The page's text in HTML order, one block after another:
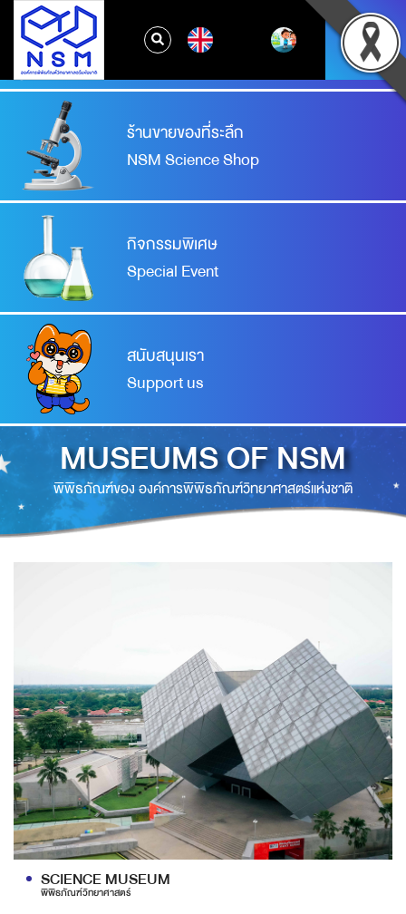
จองเข้าชมพิพิธภัณฑ์
Booking your visit
ร้านขายของที่ระลึก
NSM Science Shop
กิจกรรมพิเศษ
Special Event
สนับสนุนเรา
Support us
MUSEUMS OF NSM
พิพิธภัณฑ์ของ องค์การพิพิธภัณฑ์วิทยาศาสตร์แห่งชาติ
SCIENCE MUSEUM
พิพิธภัณฑ์วิทยาศาสตร์